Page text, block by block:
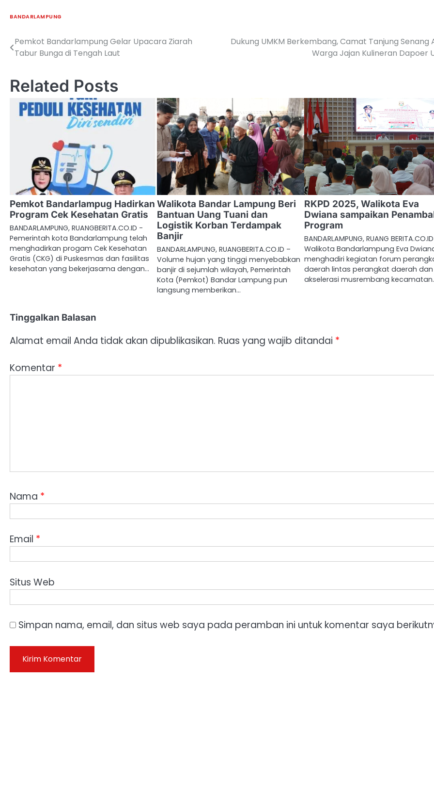
BANDARLAMPUNG
Navigasi
Pemkot Bandarlampung Gelar Upacara Ziarah
Tabur Bunga di Tengah Laut
Dukung UMKM Berkembang, Camat Tanjung Senang
Warga Jajan Kulineran Dapoer
Related Posts
Pemkot Bandarlampug Hadirkan
Program Cek Kesehatan Gratis
BANDARLAMPUNG, RUANGBERITA.CO.ID -
Pemerintah kota Bandarlampung telah
menghadirkan progam Cek Kesehatan
Gratis (CKG) di Puskesmas dan fasilitas
kesehatan yang bekerjasama dengan…
Walikota Bandar Lampung Beri
Bantuan Uang Tuani dan
Logistik Korban Terdampak
Banjir
BANDARLAMPUNG, RUANGBERITA.CO.ID –
Volume hujan yang tinggi menyebabkan
banjir di sejumlah wilayah, Pemerintah
Kota (Pemkot) Bandar Lampung pun
langsung memberikan…
RKPD 2025, Walikota Eva
Dwiana sampaikan
Program
BANDARLAMPUNG, RUANG
Walikota Bandarlampung Eva
menghadiri kegiatan forum
daerah lintas perangkat daerah dan
akselerasi musrembang
Tinggalkan Balasan
Alamat email Anda tidak akan dipublikasikan. Ruas yang wajib ditandai *
Komentar *
Nama *
Email *
Situs Web
Simpan nama, email, dan situs web saya pada peramban ini untuk komentar saya